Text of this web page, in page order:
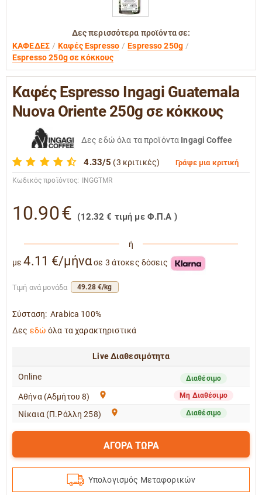
Δες περισσότερα προϊόντα σε:
ΚΑΦΕΔΕΣ
Καφές Espresso
Espresso 250g
Espresso 250g σε κόκκους
Καφές Espresso Ingagi Guatemala
Nuova Oriente 250g σε κόκκους
Δες εδώ όλα τα προϊόντα Ingagi Coffee
4.33/5 (3 κριτικές) Γράψε μια κριτική
Κωδικός προϊόντος: INGGTMR
10.90€ (12.32 € τιμή με Φ.Π.Α )
ή
με4.11 €/μήνασε 3 άτοκες δόσεις
Τιμή ανά μονάδα 49.28 €/kg
Σύσταση: Arabica 100%
Δες εδώ όλα τα χαρακτηριστικά
Live Διαθεσιμότητα
Online Διαθέσιμο
Αθήνα (Αδμήτου 8) Μη Διαθέσιμο
Νίκαια (Π.Ράλλη 258) Διαθέσιμο
ΑΓΟΡΑ ΤΩΡΑ
Υπολογισμός Μεταφορικών